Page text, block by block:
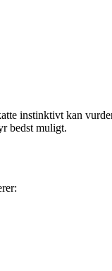
instinktivt kan
bedst muligt.